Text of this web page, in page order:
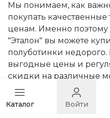
Мы понимаем, как
покупать
ценам. Именно поэтому
"Эталон" вы можете
полуботинки
выгодные цены и
скидки на различные
обуви в нашем
сэкономить, не теряя в
Каталог Войти